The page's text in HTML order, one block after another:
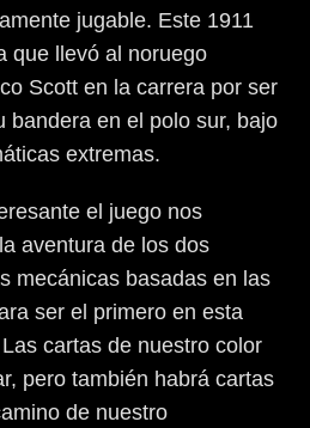
jugable. Este 1911
que llevó al noruego
Scott en la carrera por ser
bandera en el polo sur, bajo
extremas.
el juego nos
aventura de los dos
mecánicas basadas en las
ser el primero en esta
cartas de nuestro color
pero también habrá cartas
de nuestro